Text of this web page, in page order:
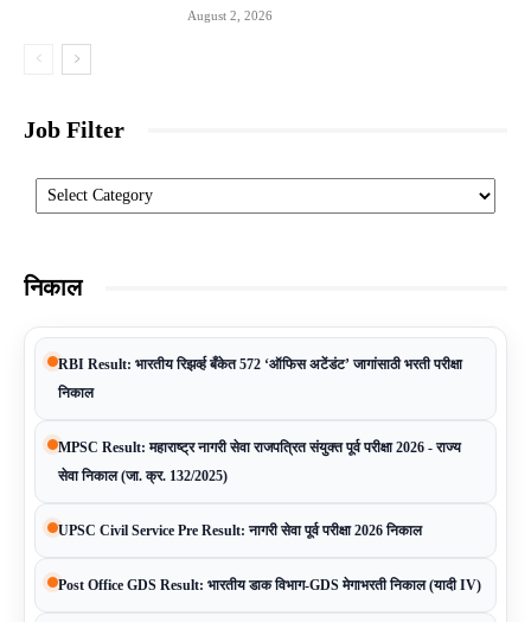
August 2, 2026
Job Filter
Categories
निकाल
RBI Result: भारतीय रिझर्व्ह बँकेत 572 ‘ऑफिस अटेंडंट’ जागांसाठी भरती परीक्षा
निकाल
MPSC Result: महाराष्ट्र नागरी सेवा राजपत्रित संयुक्त पूर्व परीक्षा 2026 - राज्य
सेवा निकाल (जा. क्र. 132/2025)
UPSC Civil Service Pre Result: नागरी सेवा पूर्व परीक्षा 2026 निकाल
Post Office GDS Result: भारतीय डाक विभाग-GDS मेगाभरती निकाल (यादी IV)